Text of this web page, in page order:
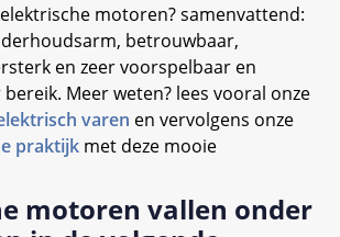
motoren? samenvattend:
betrouwbaar,
en zeer voorspelbaar en
Meer weten? lees vooral onze
varen en vervolgens onze
praktijk met deze mooie
motoren vallen onder